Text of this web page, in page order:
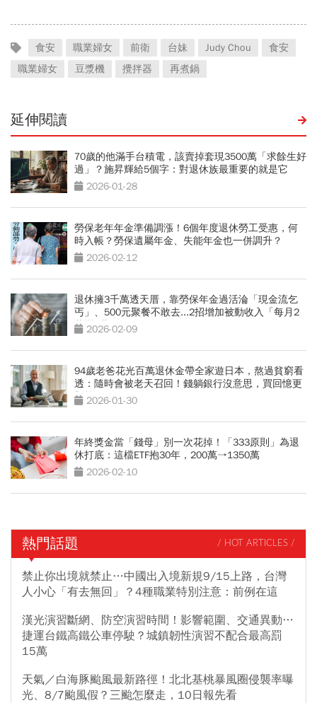
食安 職業婦女 前衛 台妹 Judy Chou
食安
職業婦女
豆漿機 攪拌器 再煮鍋
延伸閱讀
70歲的他滿手台積電，該賣掉套現3500萬「求餘生好
過」？施昇輝給5個字：對退休族最重要的就是它
2026-01-28
勞保老年年金準備調漲！6個年度退休勞工受惠，何
時入帳？勞保遺屬年金、失能年金也一併調升？
2026-02-12
退休擁3千萬透天厝，靠勞保年金過活淪「現金流乞
丐」、500元聚餐不敢去...2招增加被動收入「每月2
萬變7萬」
2026-02-09
94歲老爸花光百萬退休金帶全家遊日本，熬過貧窮看
透：隨時會被老天召回！錢躺銀行沒意思，買回憶更
划算2026-01-30
年終獎金當「錢母」別一次花掉！「333原則」為退
休打底：這檔ETF抱30年，200萬→1350萬
2026-02-10
熱門話題 / HOT ARTICLES /
禁止你出境就禁止…中國出入境新規9/15上路，台灣
人小心「有去無回」？4種職業特別注意：前例在這
漢光演習斷網、防空演習時間！影響範圍、交通異動…
捷運台鐵高鐵公車停駛？城鎮韌性演習不配合最高罰
15萬
天氣／白海豚颱風最新路徑！北北基桃暴風圈侵襲率曝
光、8/7颱風假？三颱怎麼走，10日報先看